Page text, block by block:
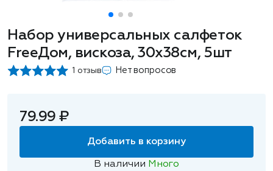
Набор универсальных салфеток
FreeДом, вискоза, 30x38см, 5шт
1 отзыв Нет вопросов
79.99 ₽
Добавить в корзину
В наличии Много